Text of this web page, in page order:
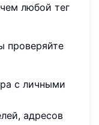
любой тег
проверяйте
с личными
адресов